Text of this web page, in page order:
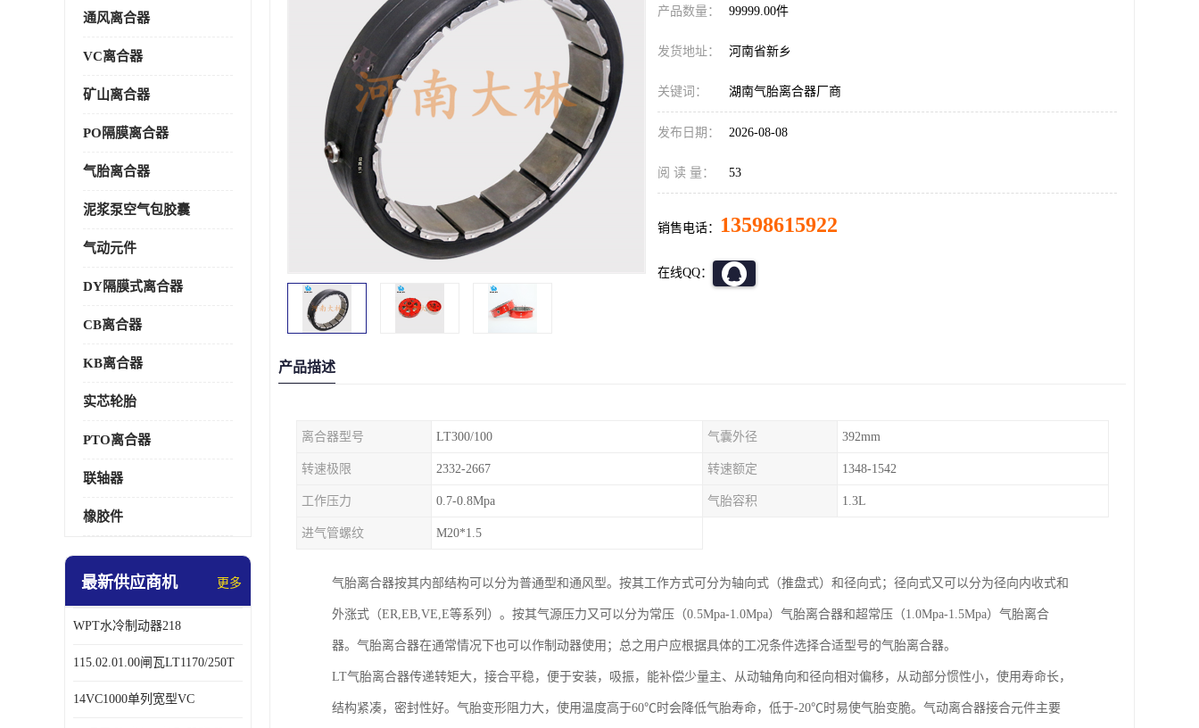
通风离合器
VC离合器
矿山离合器
PO隔膜离合器
气胎离合器
泥浆泵空气包胶囊
气动元件
DY隔膜式离合器
CB离合器
KB离合器
实芯轮胎
PTO离合器
联轴器
橡胶件
最新供应商机 更多
WPT水冷制动器218
115.02.01.00闸瓦LT1170/250T
14VC1000单列宽型VC
产品数量： 99999.00件
发货地址： 河南省新乡
关键词： 湖南气胎离合器厂商
发布日期： 2026-08-08
阅 读 量： 53
销售电话： 13598615922
在线QQ：
产品描述
离合器型号 LT300/100 气囊外径 392mm
转速极限 2332-2667 转速额定 1348-1542
工作压力 0.7-0.8Mpa 气胎容积 1.3L
进气管螺纹 M20*1.5
气胎离合器按其内部结构可以分为普通型和通风型。按其工作方式可分为轴向式（推盘式）和径向式；径向式又可以分为径向内收式和
外涨式（ER,EB,VE,E等系列）。按其气源压力又可以分为常压（0.5Mpa-1.0Mpa）气胎离合器和超常压（1.0Mpa-1.5Mpa）气胎离合
器。气胎离合器在通常情况下也可以作制动器使用；总之用户应根据具体的工况条件选择合适型号的气胎离合器。
LT气胎离合器传递转矩大，接合平稳，便于安装，吸振，能补偿少量主、从动轴角向和径向相对偏移，从动部分惯性小，使用寿命长，
结构紧凑，密封性好。气胎变形阻力大，使用温度高于60℃时会降低气胎寿命，低于-20℃时易使气胎变脆。气动离合器接合元件主要